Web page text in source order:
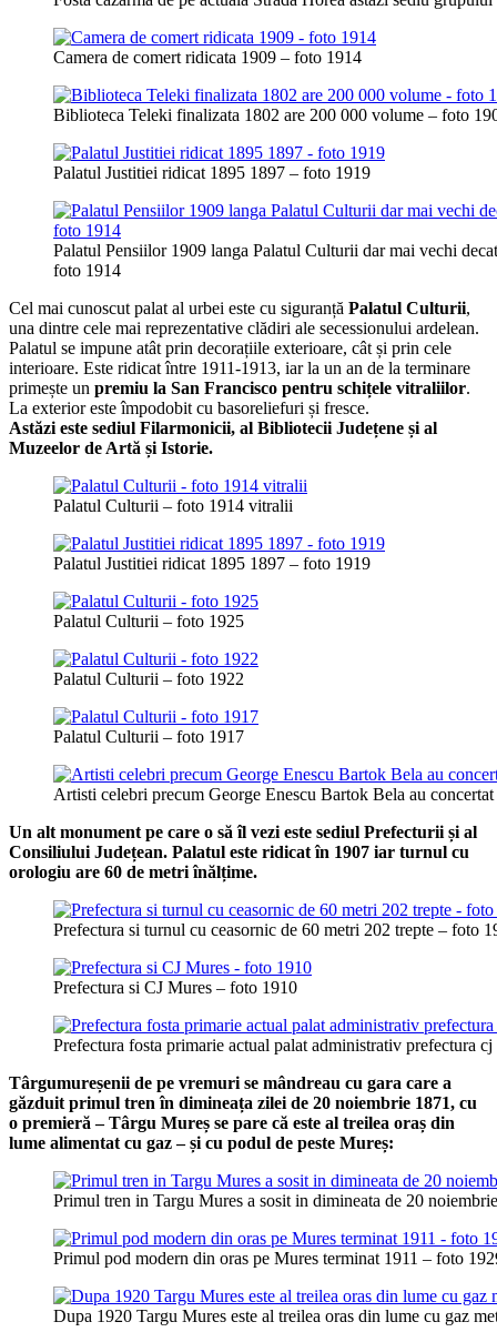
Camera de comert ridicata 1909 – foto 1914
Biblioteca Teleki finalizata 1802 are 200 000 volume – foto
Palatul Justitiei ridicat 1895 1897 – foto 1919
Palatul Pensiilor 1909 langa Palatul Culturii dar mai vechi
foto 1914
Cel mai cunoscut palat al urbei este cu siguranță Palatul Culturii,
una dintre cele mai reprezentative clădiri ale secessionului ardelean.
Palatul se impune atât prin decorațiile exterioare, cât și prin cele
interioare. Este ridicat între 1911-1913, iar la un an de la terminare
primește un premiu la San Francisco pentru schițele vitraliilor.
La exterior este împodobit cu basoreliefuri și fresce.
Astăzi este sediul Filarmonicii, al Bibliotecii Județene și al
Muzeelor de Artă și Istorie.
Palatul Culturii – foto 1914 vitralii
Palatul Justitiei ridicat 1895 1897 – foto 1919
Palatul Culturii – foto 1925
Palatul Culturii – foto 1922
Palatul Culturii – foto 1917
Artisti celebri precum George Enescu Bartok Bela au
Un alt monument pe care o să îl vezi este sediul Prefecturii și al
Consiliului Județean. Palatul este ridicat în 1907 iar turnul cu
orologiu are 60 de metri înălțime.
Prefectura si turnul cu ceasornic de 60 metri 202 trepte – foto
Prefectura si CJ Mures – foto 1910
Prefectura fosta primarie actual palat administrativ prefectura
Târgumureșenii de pe vremuri se mândreau cu gara care a
găzduit primul tren în dimineața zilei de 20 noiembrie 1871, cu
o premieră – Târgu Mureș se pare că este al treilea oraș din
lume alimentat cu gaz – și cu podul de peste Mureș:
Primul tren in Targu Mures a sosit in dimineata de 20
Primul pod modern din oras pe Mures terminat 1911 – foto
Dupa 1920 Targu Mures este al treilea oras din lume cu gaz